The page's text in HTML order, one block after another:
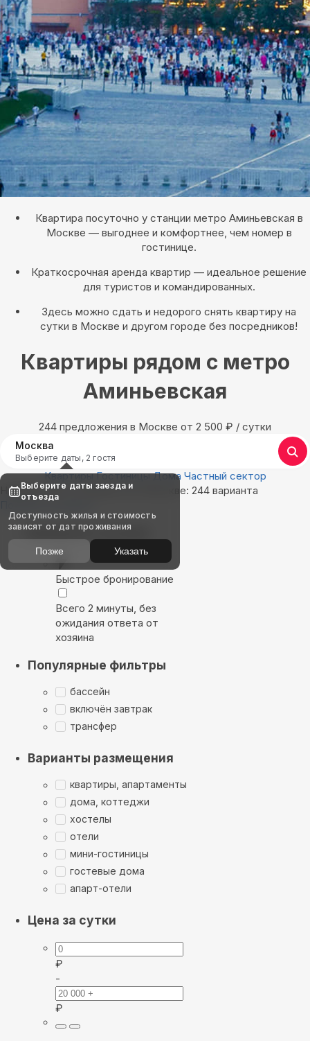
Квартира посуточно у станции метро Аминьевская в
Москве — выгоднее и комфортнее, чем номер в
гостинице.
Краткосрочная аренда квартир — идеальное решение
для туристов и командированных.
Здесь можно сдать и недорого снять квартиру на
сутки в Москве и другом городе без посредников!
Квартиры рядом с метро
Аминьевская
244 предложения в Москве oт 2 500 ₽ / сутки
Москва
Выберите даты, 2 гостя
Квартиры Гостиницы Дома Частный сектор
Найдём, где остановиться в Москве: 244 варианта
Показать на карте
Выбирайте лучшее
Быстрое бронирование
Всего 2 минуты, без
ожидания ответа от
хозяина
Популярные фильтры
бассейн
включён завтрак
трансфер
Варианты размещения
квартиры, апартаменты
дома, коттеджи
хостелы
отели
мини-гостиницы
гостевые дома
апарт-отели
Цена за сутки
₽
-
₽
Выберите даты заезда и
отъезда
Доступность жилья и стоимость
зависят от дат проживания
Позже Указать